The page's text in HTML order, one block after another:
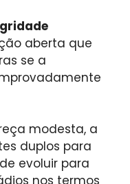
aberta que
se a
modesta, a
duplos para
evoluir para
nos termos